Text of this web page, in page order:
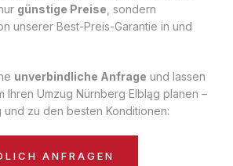
günstige Preise , sondern
unserer Best-Preis-Garantie in und
unverbindliche Anfrage und lassen
Ihren Umzug Nürnberg Elbląg planen –
zu den besten Konditionen:
ANFRAGEN